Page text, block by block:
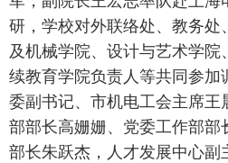
研，学校对外联络处、教务处
及机械学院、设计与艺术学院
续教育学院负责人等共同参加
委副书记、市机电工会主席王
部部长高姗姗、党委工作部部
部长朱跃杰，人才发展中心副